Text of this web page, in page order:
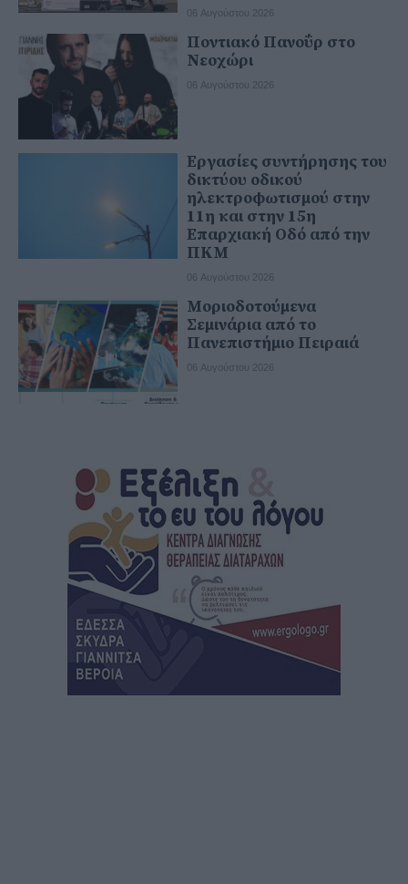
06 Αυγούστου 2026
Ποντιακό Πανοΰρ στο
Νεοχώρι
06 Αυγούστου 2026
Εργασίες συντήρησης του
δικτύου οδικού
ηλεκτροφωτισμού στην
11η και στην 15η
Επαρχιακή Οδό από την
ΠΚΜ
06 Αυγούστου 2026
Μοριοδοτούμενα
Σεμινάρια από το
Πανεπιστήμιο Πειραιά
06 Αυγούστου 2026